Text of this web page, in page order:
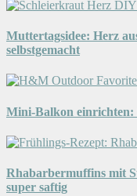
Muttertagsidee: Herz
selbstgemacht
Mini-Balkon
Rhabarbermuffins mit
super saftig